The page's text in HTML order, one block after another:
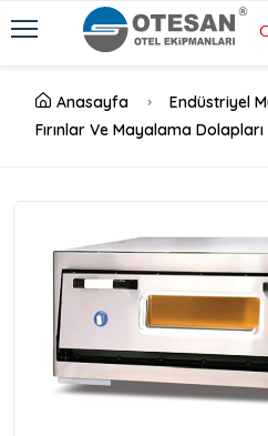
Anasayfa
Endüstriyel
Fırınlar Ve Mayalama Dolapları